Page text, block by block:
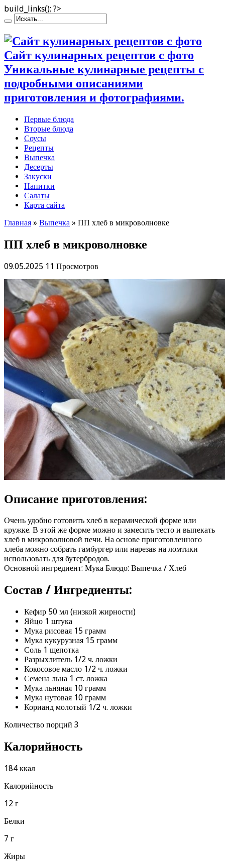
build_links(); ?>
Сайт кулинарных рецептов с фото
Уникальные кулинарные рецепты с
подробными описаниями
приготовления и фотографиями.
Первые блюда
Вторые блюда
Соусы
Рецепты
Выпечка
Десерты
Закуски
Напитки
Салаты
Карта сайта
Главная » Выпечка » ПП хлеб в микроволновке
ПП хлеб в микроволновке
09.05.2025 11 Просмотров
Описание приготовления:
Очень удобно готовить хлеб в керамической форме или
кружке. В этой же форме можно и замесить тесто и выпекать
хлеб в микроволновой печи. На основе приготовленного
хлеба можно собрать гамбургер или нарезав на ломтики
использовать для бутербродов.
Основной ингредиент: Мука Блюдо: Выпечка / Хлеб
Состав / Ингредиенты:
Кефир 50 мл (низкой жирности)
Яйцо 1 штука
Мука рисовая 15 грамм
Мука кукурузная 15 грамм
Соль 1 щепотка
Разрыхлитель 1/2 ч. ложки
Кокосовое масло 1/2 ч. ложки
Семена льна 1 ст. ложка
Мука льняная 10 грамм
Мука нутовая 10 грамм
Корианд молотый 1/2 ч. ложки
Количество порций 3
Калорийность
184 ккал
Калорийность
12 г
Белки
7 г
Жиры